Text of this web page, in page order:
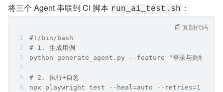
将三个 Agent 串联到 CI 脚本 run_ai_test.sh ：
#!/bin/bash
# 1. 生成用例
python generate_agent.py --feature "登录与购物车"
# 2. 执行+自愈
npx playwright test --heal=auto --retries=1
复制代码